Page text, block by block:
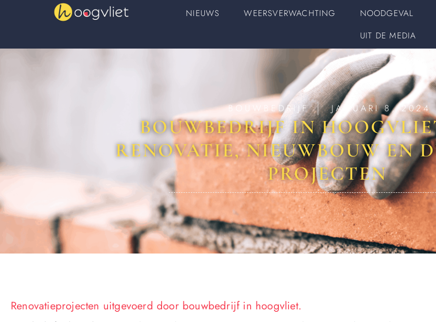
NIEUWS WEERSVERWACHTING
NOODGEVAL
UIT DE MEDIA
BOUWBEDRIJF JANUARI 8, 2024
BOUWBEDRIJF IN
RENOVATIE, NIEUWBOUW EN
PROJECTEN
Renovatieprojecten uitgevoerd door bouwbedrijf in hoogvliet.